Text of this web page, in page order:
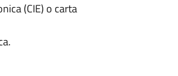
(CIE) o carta